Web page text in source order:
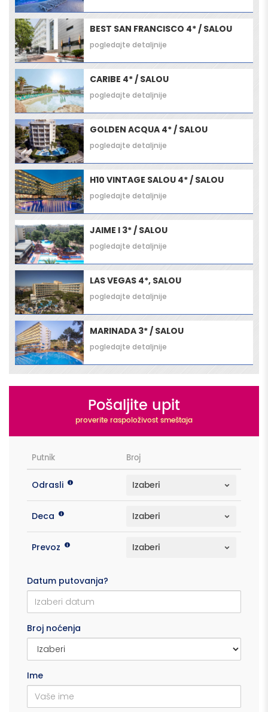
BEST SAN FRANCISCO 4* / SALOU
pogledajte detaljnije
CARIBE 4* / SALOU
pogledajte detaljnije
GOLDEN ACQUA 4* / SALOU
pogledajte detaljnije
H10 VINTAGE SALOU 4* / SALOU
pogledajte detaljnije
JAIME I 3* / SALOU
pogledajte detaljnije
LAS VEGAS 4*, SALOU
pogledajte detaljnije
MARINADA 3* / SALOU
pogledajte detaljnije
Pošaljite upit
proverite raspoloživost smeštaja
Putnik Broj
Odrasli
Deca
Prevoz
Datum putovanja?
Broj noćenja
Ime